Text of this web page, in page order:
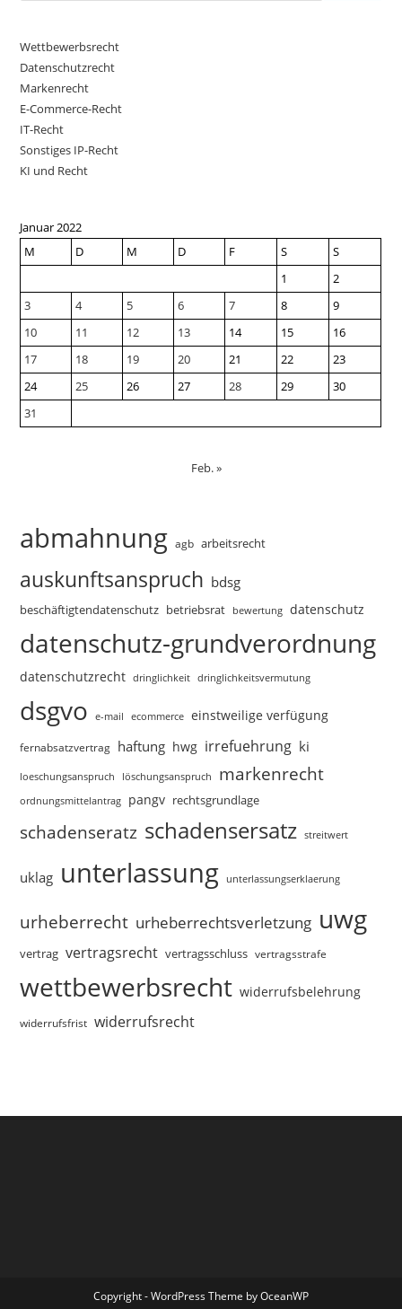
Wettbewerbsrecht
Datenschutzrecht
Markenrecht
E-Commerce-Recht
IT-Recht
Sonstiges IP-Recht
KI und Recht
Januar 2022
M
D M D F S
S
1
2
3
4 5 6 7 8
9
10
11 12 13 14 15
16
17
18 19 20 21 22
23
24
25 26 27 28 29
30
31
Feb. »
abmahnung agb arbeitsrecht
auskunftsanspruch bdsg
beschäftigtendatenschutz betriebsrat bewertung datenschutz
datenschutz-grundverordnung
datenschutzrecht dringlichkeit dringlichkeitsvermutung
dsgvo e-mail ecommerce einstweilige verfügung
fernabsatzvertrag haftung hwg irrefuehrung ki
loeschungsanspruch löschungsanspruch markenrecht
ordnungsmittelantrag pangv rechtsgrundlage
schadenseratz schadensersatz streitwert
uklag unterlassung unterlassungserklaerung
urheberrecht urheberrechtsverletzung uwg
vertrag vertragsrecht vertragsschluss vertragsstrafe
wettbewerbsrecht widerrufsbelehrung
widerrufsfrist widerrufsrecht
Copyright - WordPress Theme by OceanWP